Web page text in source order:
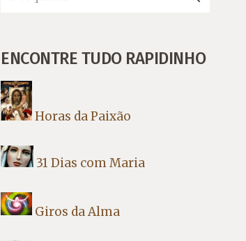
ENCONTRE TUDO RAPIDINHO
Horas da Paixão
31 Dias com Maria
Giros da Alma